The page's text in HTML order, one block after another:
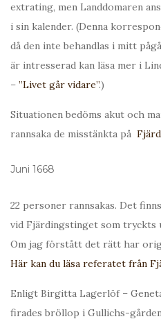
extrating, men Landdomaren
i sin kalender. (Denna
då den inte behandlas i mitt
är intresserad kan läsa mer i
– ”Livet går vidare”.)
Situationen bedöms akut och
rannsaka de misstänkta på
Juni 1668
22 personer rannsakas. Det
vid Fjärdingstinget som
Om jag förstått det rätt har
Här kan du läsa referatet från
Enligt Birgitta Lagerlöf –
firades bröllop i Gullichs-